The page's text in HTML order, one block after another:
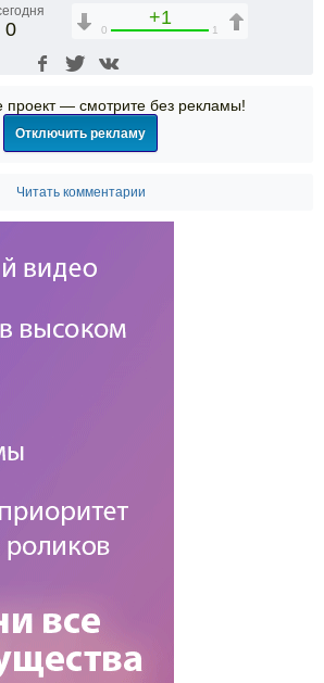
0
+1
0 1
проект — смотрите без рекламы!
Отключить рекламу
Читать комментарии